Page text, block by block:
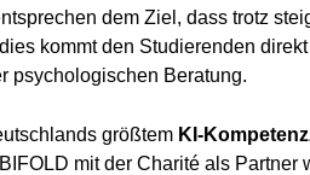
dem Ziel, dass trotz
kommt den Studierenden
psychologischen Beratung.
größtem KI-
mit der Charité als Partner